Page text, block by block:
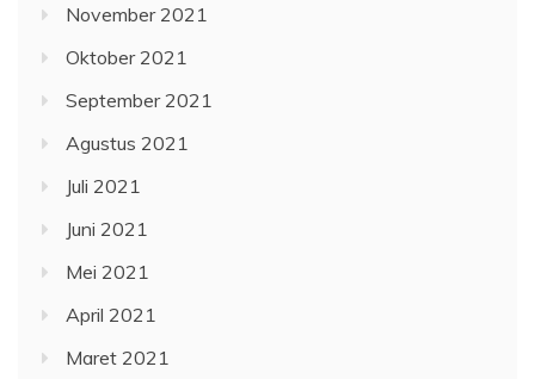
November 2021
Oktober 2021
September 2021
Agustus 2021
Juli 2021
Juni 2021
Mei 2021
April 2021
Maret 2021